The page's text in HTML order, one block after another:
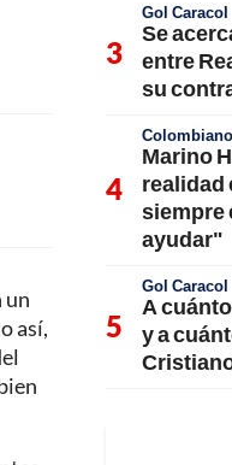
un
así,
Gol Caracol
Se
entre
su
Marino
realidad
siempre
ayudar"
Gol Caracol
A
y a